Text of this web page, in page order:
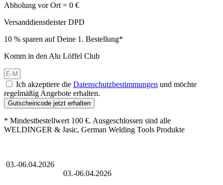
Abholung vor Ort = 0 €
Versanddienstleister DPD
10 % sparen auf Deine 1. Bestellung*
Komm in den Alu Löffel Club
Ich akzeptiere die Datenschutzbestimmungen und möchte
regelmäßig Angebote erhalten.
Gutscheincode jetzt erhalten
* Mindestbestellwert 100 €. Ausgeschlossen sind alle
WELDINGER & Jasic, German Welding Tools Produkte
03.-06.04.2026
03.-06.04.2026